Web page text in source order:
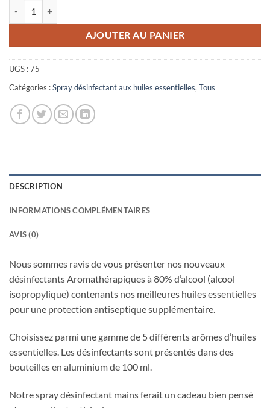
AJOUTER AU PANIER
UGS :75
Catégories :Spray désinfectant aux huiles essentielles,Tous
DESCRIPTION
INFORMATIONS COMPLÉMENTAIRES
AVIS (0)
Nous sommes ravis de vous présenter nos nouveaux
désinfectants Aromathérapiques à 80% d’alcool (alcool
isopropylique) contenants nos meilleures huiles essentielles
pour une protection antiseptique supplémentaire.
Choisissez parmi une gamme de 5 différents arômes d’huiles
essentielles. Les désinfectants sont présentés dans des
bouteilles en aluminium de 100 ml.
Notre spray désinfectant mains ferait un cadeau bien pensé